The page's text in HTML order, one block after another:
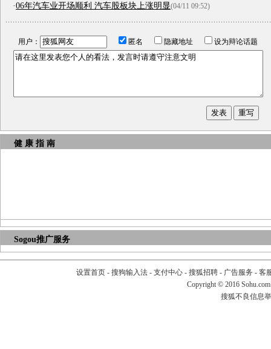
·06年汽车业开场顺利 汽车股板块上涨明显(04/11 09:52)
用户： 匿名 隐藏地址 设为辩论话题
健 康 指 南
Sogou推广服务
设置首页- 搜狗输入法- 支付中心- 搜狐招聘- 广告服务 - 客
Copyright © 2016
搜狐不良信息